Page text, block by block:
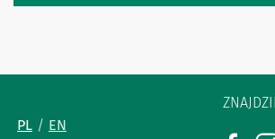
PL EN